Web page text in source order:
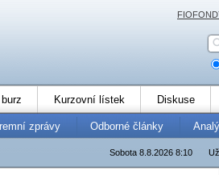
Kurzovní lístek Diskuse
zprávy Odborné články
Sobota 8.8.2026 8:10